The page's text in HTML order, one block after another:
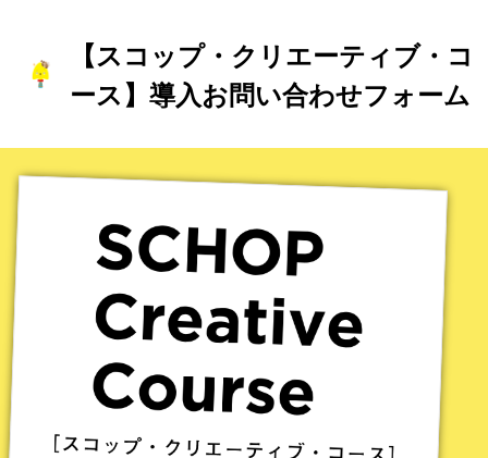
【スコップ・クリエーティブ・コ
ース】 導入お問い合わせフォーム